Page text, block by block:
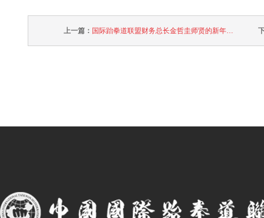
上一篇： 国际跆拳道联盟财务总长金哲圭师贤的新年贺卡